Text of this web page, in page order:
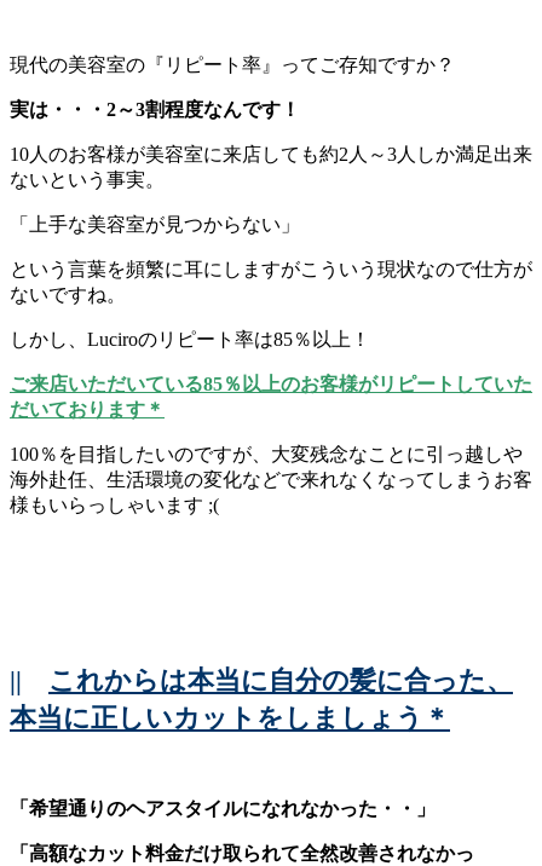
現代の美容室の『リピート率』ってご存知ですか？
実は・・・2～3割程度なんです！
10人のお客様が美容室に来店しても約2人～3人しか満足出来
ないという事実。
「上手な美容室が見つからない」
という言葉を頻繁に耳にしますがこういう現状なので仕方が
ないですね。
しかし、Luciroのリピート率は85％以上！
ご来店いただいている85％以上のお客様がリピートしていた
だいております＊
100％を目指したいのですが、大変残念なことに引っ越しや
海外赴任、生活環境の変化などで来れなくなってしまうお客
様もいらっしゃいます ;(
|| これからは本当に自分の髪に合った、
本当に正しいカットをしましょう＊
「希望通りのヘアスタイルになれなかった・・」
「高額なカット料金だけ取られて全然改善されなかっ